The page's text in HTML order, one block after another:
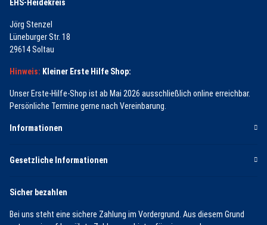
EHS-Heidekreis
Jörg Stenzel
Lüneburger Str. 18
29614 Soltau
Hinweis: Kleiner Erste Hilfe Shop:
Unser Erste-Hilfe-Shop ist ab Mai 2026 ausschließlich online erreichbar.
Persönliche Termine gerne nach Vereinbarung.
Informationen
Gesetzliche Informationen
Sicher bezahlen
Bei uns steht eine sichere Zahlung im Vordergrund. Aus diesem Grund